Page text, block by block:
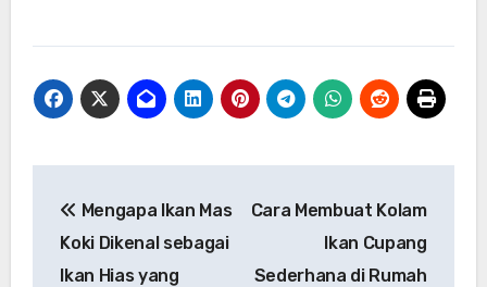
navigation
Mengapa Ikan Mas
Koki Dikenal sebagai
Ikan Hias yang
Cara Membuat Kolam
Ikan Cupang
Sederhana di Rumah